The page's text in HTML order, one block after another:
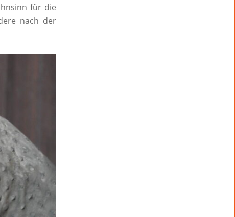
für die
nach der